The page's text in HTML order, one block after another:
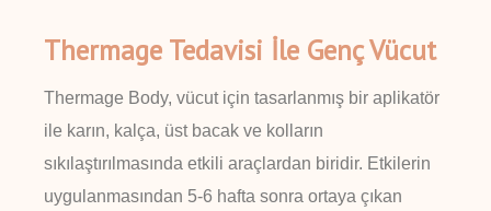
Thermage Tedavisi İle Genç Vücut
Thermage Body, vücut için tasarlanmış bir aplikatör
ile karın, kalça, üst bacak ve kolların
sıkılaştırılmasında etkili araçlardan biridir. Etkilerin
uygulanmasından 5-6 hafta sonra ortaya çıkan